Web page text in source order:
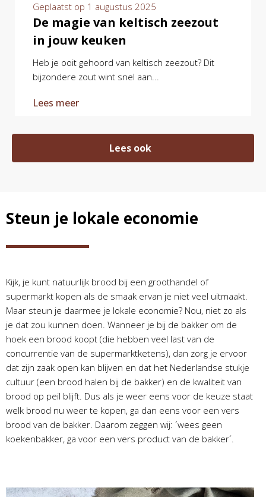
Geplaatst op 1 augustus 2025
De magie van keltisch zeezout
in jouw keuken
Heb je ooit gehoord van keltisch zeezout? Dit
bijzondere zout wint snel aan...
Lees meer
Lees ook
Steun je lokale economie
Kijk, je kunt natuurlijk brood bij een groothandel of
supermarkt kopen als de smaak ervan je niet veel uitmaakt.
Maar steun je daarmee je lokale economie? Nou, niet zo als
je dat zou kunnen doen. Wanneer je bij de bakker om de
hoek een brood koopt (die hebben veel last van de
concurrentie van de supermarktketens), dan zorg je ervoor
dat zijn zaak open kan blijven en dat het Nederlandse stukje
cultuur (een brood halen bij de bakker) en de kwaliteit van
brood op peil blijft. Dus als je weer eens voor de keuze staat
welk brood nu weer te kopen, ga dan eens voor een vers
brood van de bakker. Daarom zeggen wij: ´wees geen
koekenbakker, ga voor een vers product van de bakker´.